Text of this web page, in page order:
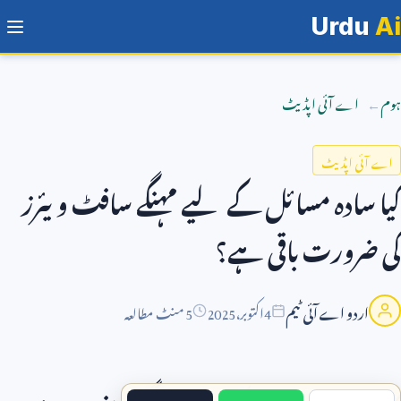
Urdu Ai
ہوم اے آئی اپڈیٹ
اے آئی اپڈیٹ
کیا سادہ مسائل کے لیے مہنگے سافٹ ویئرز
کی ضرورت باقی ہے؟
اردو اے آئی ٹیم 4اکتوبر،2025 5 منٹ مطالعہ